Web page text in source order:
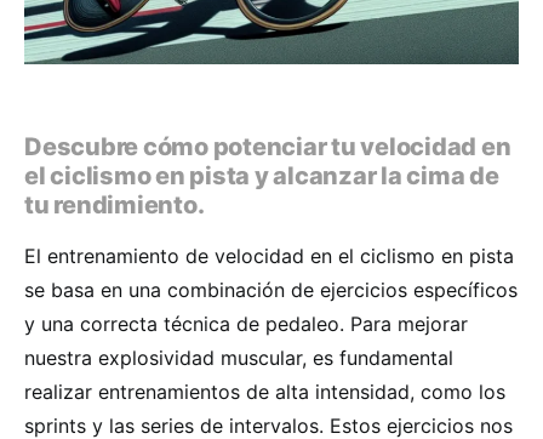
Descubre cómo potenciar tu velocidad en
el ciclismo en pista y alcanzar la cima de
tu rendimiento.
El entrenamiento de velocidad en el ciclismo en pista
se basa en una combinación de ejercicios específicos
y una correcta técnica de pedaleo. Para mejorar
nuestra explosividad muscular, es fundamental
realizar entrenamientos de alta intensidad, como los
sprints y las series de intervalos. Estos ejercicios nos